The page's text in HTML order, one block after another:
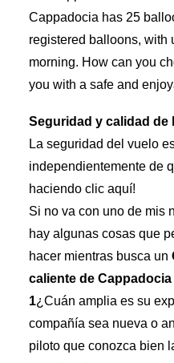
Cappadocia has 25
registered balloons, with
morning. How can you
you with a safe and
Seguridad y calidad de
La seguridad del vuelo
independientemente de
haciendo clic aquí!
Si no va con uno de mis
hay algunas cosas que
hacer mientras busca un
caliente de Cappadocia
1¿Cuán amplia es su
compañía sea nueva o
piloto que conozca bien